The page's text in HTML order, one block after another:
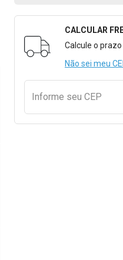
Formulário
CALCULAR
Calcule o
Não sei meu
Informe seu CEP